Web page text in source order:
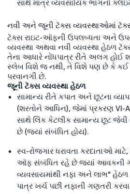
સાથે માત્ર વ્યવસાયિક ભાગનો
નવી અને જૂની ટૅક્સ વ્યવસ્થાઓમાં
ટૅક્સ રાઇટ-ઑફની ઉપલબ્ધતા અને
વ્યવસ્થા અથવા નવી વ્યવસ્થા હેઠળ
તેના આધારે નોંધપાત્ર રીતે અલગ હોઈ
સ્લેબ વિશે જ નથી, તે વિશે પણ છે કે
પરવાનગી છે.
જૂની ટૅક્સ વ્યવસ્થા હેઠળ
સામાન્ય રીતે કપાત અને છૂટના
(શરતોને આધિન), જેમાં પ્રકરણ VI-
સાથે લિંક કેટલીક સામાન્ય છૂટ
છે (જ્યાં સંબંધિત હોય).
સ્વ-રોજગાર ધરાવતા કરદાતાઓ
ઑફ સંબંધિત રહે છે જ્યાં આવકની
વ્યવસાયમાંથી નફા અને લાભ"
પાત્ર ખર્ચ પછી નફાની ગણતરી